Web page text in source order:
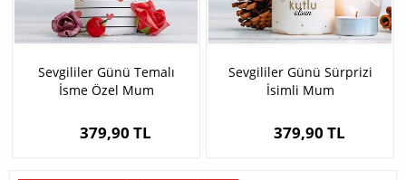
Sevgililer Günü Temalı
İsme Özel Mum
379,90 TL
Sevgililer Günü Sürprizi
İsimli Mum
379,90 TL